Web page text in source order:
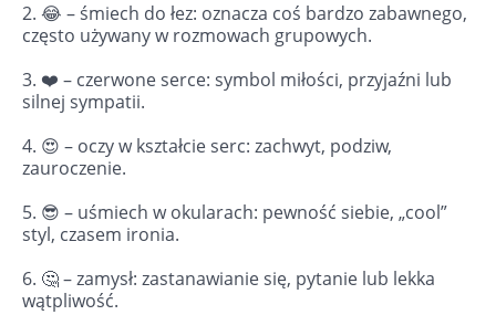
2. 😂 – śmiech do łez: oznacza coś bardzo zabawnego,
często używany w rozmowach grupowych.
3. ❤️ – czerwone serce: symbol miłości, przyjaźni lub
silnej sympatii.
4. 😍 – oczy w kształcie serc: zachwyt, podziw,
zauroczenie.
5. 😎 – uśmiech w okularach: pewność siebie, „cool”
styl, czasem ironia.
6. 🤔 – zamysł: zastanawianie się, pytanie lub lekka
wątpliwość.